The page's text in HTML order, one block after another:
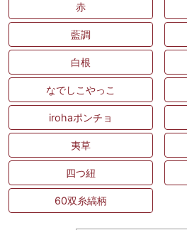
赤
藍調
白根
なでしこやっこ
irohaポンチョ
夷草
四つ紐
60双糸縞柄